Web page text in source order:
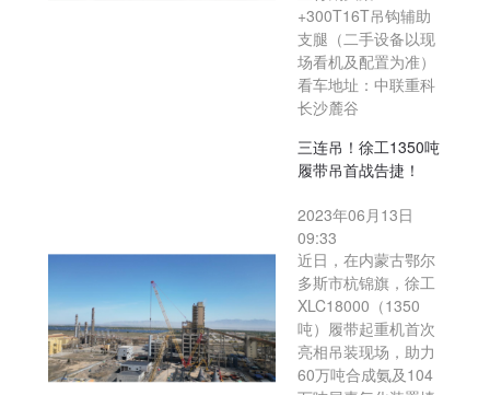
+300T16T吊钩辅助
支腿（二手设备以现
场看机及配置为准）
看车地址：中联重科
长沙麓谷
三连吊！徐工1350吨
履带吊首战告捷！
2023年06月13日
09:33
近日，在内蒙古鄂尔
多斯市杭锦旗，徐工
XLC18000（1350
吨）履带起重机首次
亮相吊装现场，助力
60万吨合成氨及104